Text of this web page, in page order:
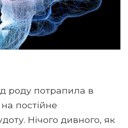
роду потрапила в
постійне
Нічого дивного, як